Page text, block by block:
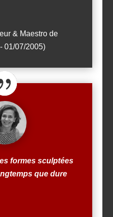
& Maestro de
01/07/2005)
formes sculptées
que dure